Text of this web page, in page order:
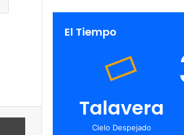
El Tiempo
Talavera
Cielo Despejado